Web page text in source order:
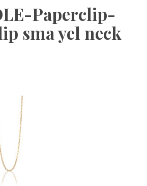
Paperclip-
sma yel neck